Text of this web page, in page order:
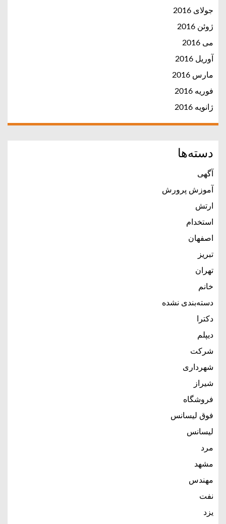
جولای 2016
ژوئن 2016
می 2016
آوریل 2016
مارس 2016
فوریه 2016
ژانویه 2016
دسته‌ها
آگهی
آموزش پرورش
ارتش
استخدام
اصفهان
تبریز
تهران
خانم
دسته‌بندی نشده
دکترا
دیپلم
شرکت
شهرداری
شیراز
فروشگاه
فوق لیسانس
لیسانس
مرد
مشهد
مهندس
نفت
یزد